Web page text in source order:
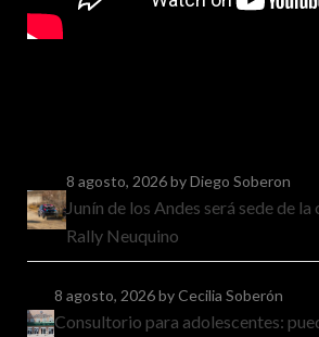
8 agosto, 2026by Diego Soberon
Junín de los Andes será sede de
Rally Neuquino
8 agosto, 2026by Cecilia Soberón
Consultorio para adolescentes: